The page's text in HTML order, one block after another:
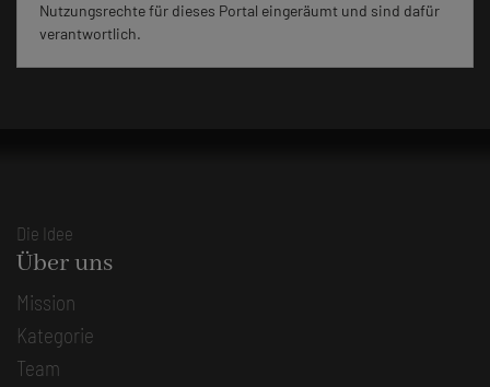
Nutzungsrechte für dieses Portal eingeräumt und sind dafür
verantwortlich.
Die Idee
Über uns
Mission
Kategorie
Team